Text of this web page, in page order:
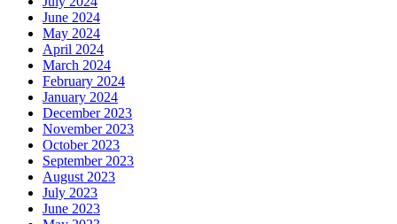
June 2024
May 2024
April 2024
March 2024
February 2024
January 2024
December 2023
November 2023
October 2023
September 2023
August 2023
July 2023
June 2023